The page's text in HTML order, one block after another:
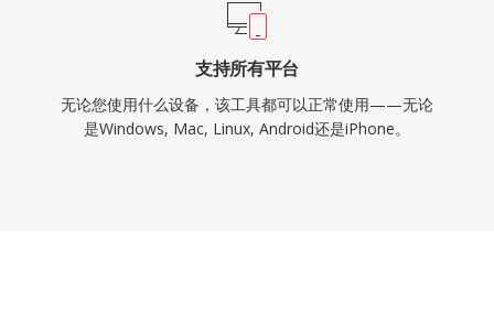
支持所有平台
无论您使用什么设备，该工具都可以正常使用——无论
是Windows, Mac, Linux, Android还是iPhone。